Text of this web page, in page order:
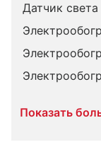
Датчик света
Показать